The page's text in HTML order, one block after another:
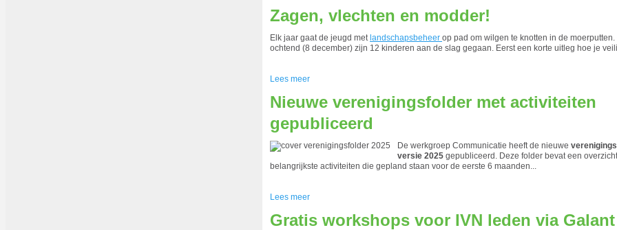
Zagen, vlechten en modder!
Elk jaar gaat de jeugd metlandschapsbeheer op pad om wilgen te knotten in de moerputten.
ochtend (8 december) zijn 12 kinderen aan de slag gegaan. Eerst een korte uitleg hoe je
Lees meer
Nieuwe verenigingsfolder met activiteiten
gepubliceerd
De werkgroep Communicatie heeft de nieuwe
versie 2025 gepubliceerd. Deze folder bevat een
belangrijkste activiteiten die gepland staan voor de eerste 6 maanden...
Lees meer
Gratis workshops voor IVN leden via Galant